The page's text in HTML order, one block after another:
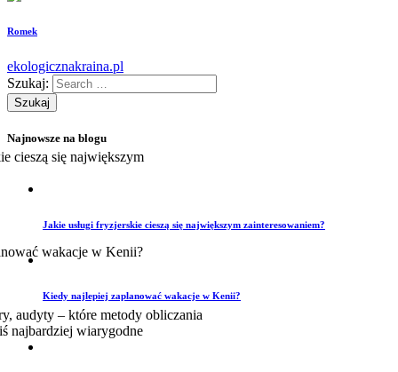
Romek
ekologicznakraina.pl
Szukaj:
Najnowsze na blogu
Jakie usługi fryzjerskie cieszą się największym zainteresowaniem?
Kiedy najlepiej zaplanować wakacje w Kenii?